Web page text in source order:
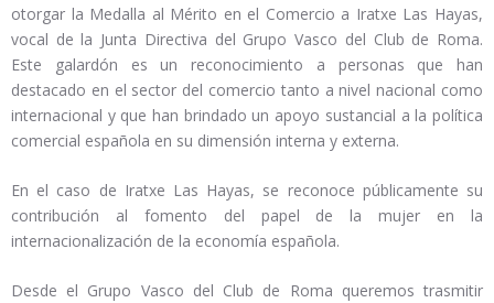
otorgar la Medalla al Mérito en el Comercio a Iratxe Las Hayas,
vocal de la Junta Directiva del Grupo Vasco del Club de Roma.
Este galardón es un reconocimiento a personas que han
destacado en el sector del comercio tanto a nivel nacional como
internacional y que han brindado un apoyo sustancial a la política
comercial española en su dimensión interna y externa.
En el caso de Iratxe Las Hayas, se reconoce públicamente su
contribución al fomento del papel de la mujer en la
internacionalización de la economía española.
Desde el Grupo Vasco del Club de Roma queremos trasmitir